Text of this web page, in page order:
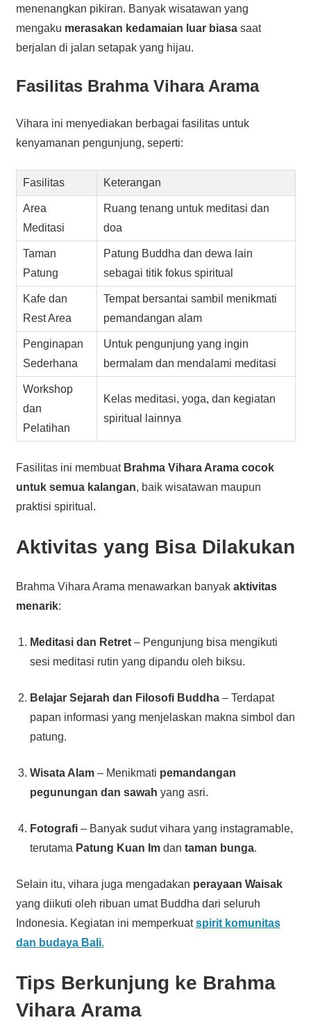
menenangkan pikiran. Banyak wisatawan yang
mengaku merasakan kedamaian luar biasasaat
berjalan di jalan setapak yang hijau.
Fasilitas Brahma Vihara Arama
Vihara ini menyediakan berbagai fasilitas untuk
kenyamanan pengunjung, seperti:
Fasilitas Keterangan
Area
Meditasi
Ruang tenang untuk meditasi dan
doa
Taman
Patung
Patung Buddha dan dewa lain
sebagai titik fokus spiritual
Kafe dan
Rest Area
Tempat bersantai sambil menikmati
pemandangan alam
Penginapan
Sederhana
Untuk pengunjung yang ingin
bermalam dan mendalami meditasi
Workshop
dan
Pelatihan
Kelas meditasi, yoga, dan kegiatan
spiritual lainnya
Fasilitas ini membuat Brahma Vihara Arama cocok
untuk semua kalangan, baik wisatawan maupun
praktisi spiritual.
Aktivitas yang Bisa Dilakukan
Brahma Vihara Arama menawarkan banyak aktivitas
menarik:
Meditasi dan Retret– Pengunjung bisa mengikuti
sesi meditasi rutin yang dipandu oleh biksu.
Belajar Sejarah dan Filosofi Buddha– Terdapat
papan informasi yang menjelaskan makna simbol dan
patung.
Wisata Alam– Menikmati pemandangan
pegunungan dan sawah yang asri.
Fotografi– Banyak sudut vihara yang instagramable,
terutama Patung Kuan Imdan taman bunga.
Selain itu, vihara juga mengadakan perayaan Waisak
yang diikuti oleh ribuan umat Buddha dari seluruh
Indonesia. Kegiatan ini memperkuatspirit komunitas
dan budaya Bali.
Tips Berkunjung ke Brahma
Vihara Arama